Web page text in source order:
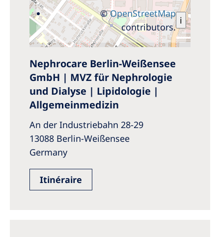
i
©OpenStreetMap
contributors.
Nephrocare Berlin-Weißensee
GmbH | MVZ für Nephrologie
und Dialyse | Lipidologie |
Allgemeinmedizin
An der Industriebahn 28-29
13088 Berlin-Weißensee
Germany
Itinéraire